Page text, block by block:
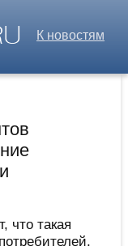
К новостям
что такая